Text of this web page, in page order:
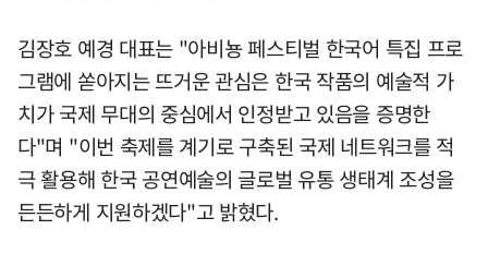
김장호 예경 대표는 "아비뇽 페스티벌 한국어 특집 프로
그램에 쏟아지는 뜨거운 관심은 한국 작품의 예술적 가
치가 국제 무대의 중심에서 인정받고 있음을 증명한
다"며 "이번 축제를 계기로 구축된 국제 네트워크를 적
극 활용해 한국 공연예술의 글로벌 유통 생태계 조성을
든든하게 지원하겠다"고 밝혔다.